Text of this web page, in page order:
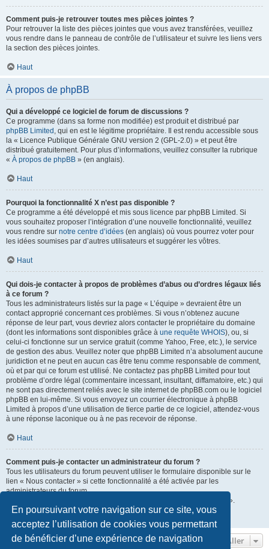
En poursuivant votre navigation sur ce site, vous
acceptez l’utilisation de cookies vous permettant
de bénéficier d’une expérience de navigation
Comment puis-je retrouver toutes mes pièces jointes ?
Pour retrouver la liste des pièces jointes que vous avez transférées, veuillez
vous rendre dans le panneau de contrôle de l’utilisateur et suivre les liens vers
la section des pièces jointes.
Haut
À propos de phpBB
Qui a développé ce logiciel de forum de discussions ?
Ce programme (dans sa forme non modifiée) est produit et distribué par
phpBB Limited , qui en est le légitime propriétaire. Il est rendu accessible sous
la « Licence Publique Générale GNU version 2 (GPL-2.0) » et peut être
distribué gratuitement. Pour plus d’informations, veuillez consulter la rubrique
« À propos de phpBB » (en anglais).
Haut
Pourquoi la fonctionnalité X n’est pas disponible ?
Ce programme a été développé et mis sous licence par phpBB Limited. Si
vous souhaitez proposer l’intégration d’une nouvelle fonctionnalité, veuillez
vous rendre sur notre centre d’idées (en anglais) où vous pourrez voter pour
les idées soumises par d’autres utilisateurs et suggérer les vôtres.
Haut
Qui dois-je contacter à propos de problèmes d’abus ou d’ordres légaux liés
à ce forum ?
Tous les administrateurs listés sur la page « L’équipe » devraient être un
contact approprié concernant ces problèmes. Si vous n’obtenez aucune
réponse de leur part, vous devriez alors contacter le propriétaire du domaine
(dont les informations sont disponibles grâce à une requête WHOIS), ou, si
celui-ci fonctionne sur un service gratuit (comme Yahoo, Free, etc.), le service
de gestion des abus. Veuillez noter que phpBB Limited n’a absolument aucune
juridiction et ne peut en aucun cas être tenu comme responsable de comment,
où et par qui ce forum est utilisé. Ne contactez pas phpBB Limited pour tout
problème d’ordre légal (commentaire incessant, insultant, diffamatoire, etc.) qui
ne sont pas directement reliés avec le site internet de phpBB.com ou le logiciel
phpBB en lui-même. Si vous envoyez un courrier électronique à phpBB
Limited à propos d’une utilisation de tierce partie de ce logiciel, attendez-vous
à une réponse laconique ou à ne pas recevoir de réponse.
Haut
Comment puis-je contacter un administrateur du forum ?
Tous les utilisateurs du forum peuvent utiliser le formulaire disponible sur le
lien « Nous contacter » si cette fonctionnalité a été activée par les
administrateurs du forum.
Les membres du forum peuvent également utiliser le lien « L’équipe ».
Aller